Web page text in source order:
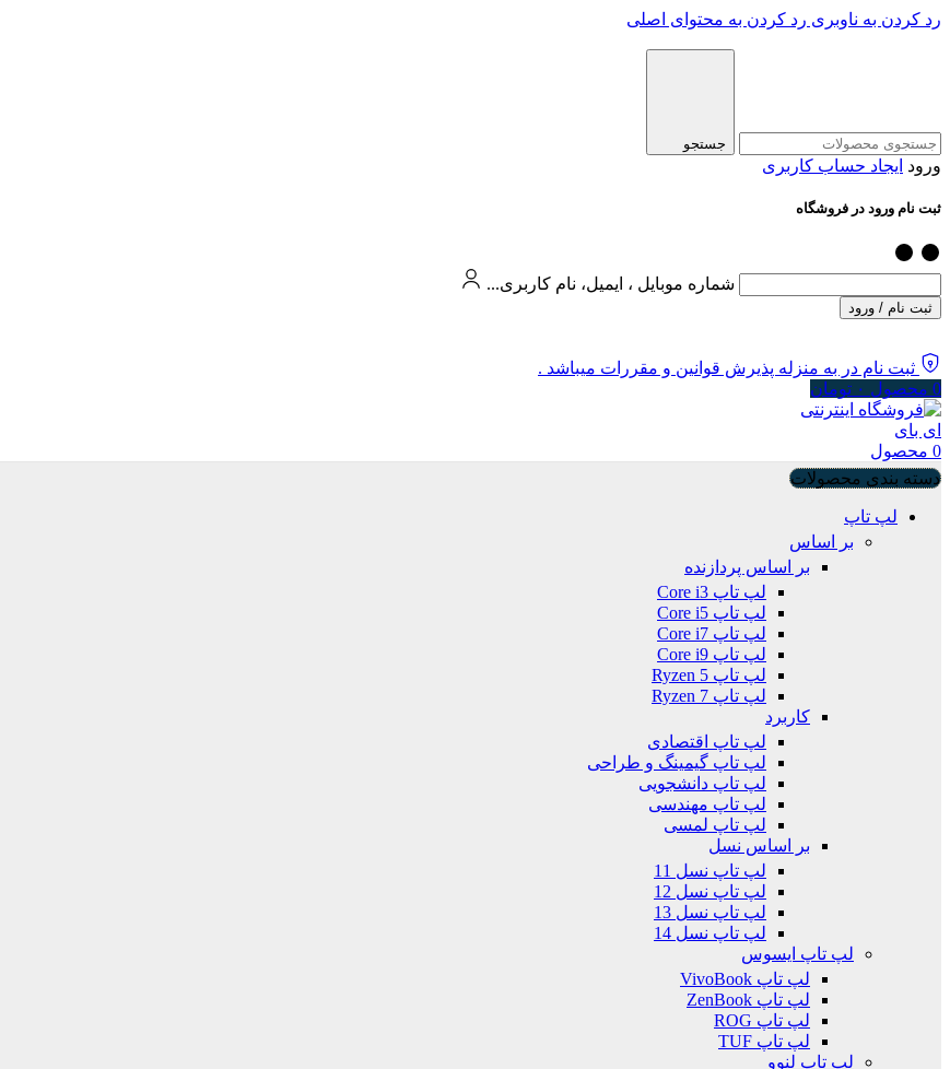
رد کردن به ناوبری رد کردن به محتوای اصلی
جستجو
ورود ایجاد حساب کاربری
ثبت نام ورود در فروشگاه
شماره موبایل ، ایمیل، نام کاربری...
ثبت نام / ورود
ثبت نام در به منزله پذیرش قوانین و مقررات میباشد .
0 محصول ۰ تومان
0 محصول
دسته بندی محصولات
لپ تاپ
بر اساس
بر اساس پردازنده
لپ تاپ Core i3
لپ تاپ Core i5
لپ تاپ Core i7
لپ تاپ Core i9
لپ تاپ Ryzen 5
لپ تاپ Ryzen 7
کاربرد
لپ تاپ اقتصادی
لپ تاپ گیمینگ و طراحی
لپ تاپ دانشجویی
لپ تاپ مهندسی
لپ تاپ لمسی
بر اساس نسل
لپ تاپ نسل 11
لپ تاپ نسل 12
لپ تاپ نسل 13
لپ تاپ نسل 14
لپ تاپ ایسوس
لپ تاپ VivoBook
لپ تاپ ZenBook
لپ تاپ ROG
لپ تاپ TUF
لپ تاپ لنوو